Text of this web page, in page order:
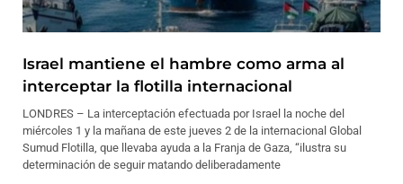
Israel mantiene el hambre como arma al
interceptar la flotilla internacional
LONDRES – La interceptación efectuada por Israel la noche del
miércoles 1 y la mañana de este jueves 2 de la internacional Global
Sumud Flotilla, que llevaba ayuda a la Franja de Gaza, “ilustra su
determinación de seguir matando deliberadamente